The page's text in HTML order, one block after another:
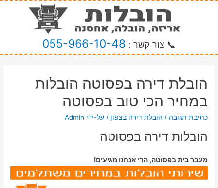
📞 צור קשר : 055-966-10-48
הובלת דירה בפסוטה הובלות
במחיר הכי טוב בפסוטה
כתיבת תגובה / הובלת דירה בצפון / על-ידי Admin
הובלות דירה בפסוטה
מעבר בית בפסוטה, הרי אנחנו מגיעים!